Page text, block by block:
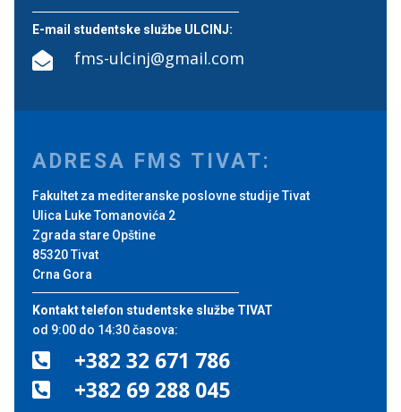
E-mail studentske službe ULCINJ:
 fms-ulcinj@gmail.com
ADRESA FMS TIVAT:
Fakultet za mediteranske poslovne studije Tivat
Ulica Luke Tomanovića 2
Zgrada stare Opštine
85320 Tivat
Crna Gora
Kontakt telefon studentske službe TIVAT
od 9:00 do 14:30 časova:
 +382 32 671 786
 +382 69 288 045